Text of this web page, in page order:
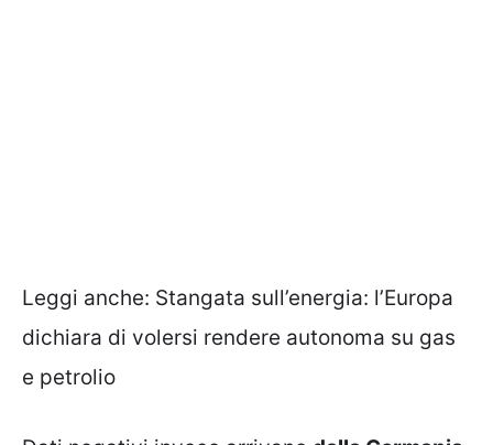
Leggi anche: Stangata sull’energia: l’Europa
dichiara di volersi rendere autonoma su gas
e petrolio